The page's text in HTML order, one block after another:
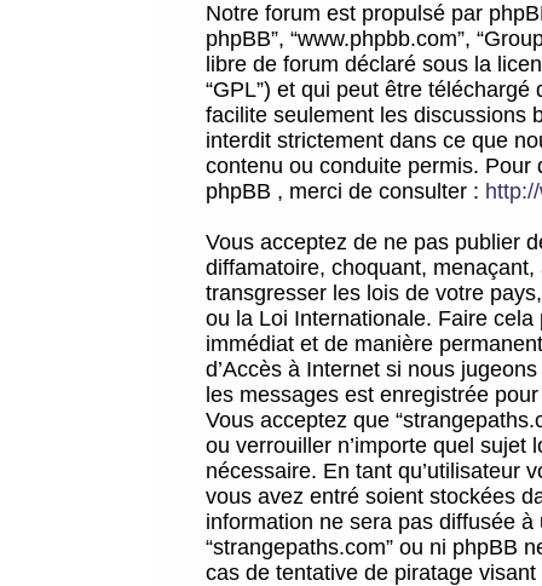
Notre forum est propulsé par
phpBB”, “www.phpbb.com”,
libre de forum déclaré sous la
“GPL”) et qui peut être téléchargé
facilite seulement les discussions
interdit strictement dans ce que
contenu ou conduite permis.
phpBB , merci de consulter :
Vous acceptez de ne pas publier
diffamatoire, choquant,
transgresser les lois de votre
ou la Loi Internationale. Faire
immédiat et de manière
d’Accès à Internet si nous
les messages est enregistrée
Vous acceptez que
ou verrouiller n’importe quel sujet
nécessaire. En tant qu’utilisateur
vous avez entré soient stockées
information ne sera pas diffusée
“strangepaths.com” ou ni phpBB
cas de tentative de piratage